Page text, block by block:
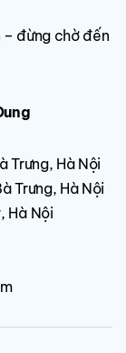
– đừng chờ đến
Trưng, Hà Nội
Trưng, Hà Nội
Hà Nội